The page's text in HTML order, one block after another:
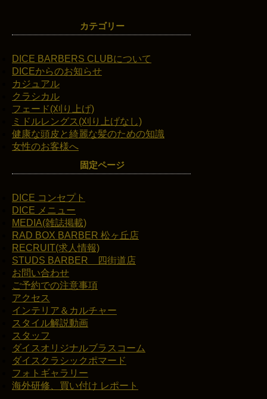
カテゴリー
DICE BARBERS CLUBについて
DICEからのお知らせ
カジュアル
クラシカル
フェード(刈り上げ)
ミドルレングス(刈り上げなし)
健康な頭皮と綺麗な髪のための知識
女性のお客様へ
固定ページ
DICE コンセプト
DICE メニュー
MEDIA(雑誌掲載)
RAD BOX BARBER 松ヶ丘店
RECRUIT(求人情報)
STUDS BARBER 四街道店
お問い合わせ
ご予約での注意事項
アクセス
インテリア＆カルチャー
スタイル解説動画
スタッフ
ダイスオリジナルブラスコーム
ダイスクラシックポマード
フォトギャラリー
海外研修、買い付け レポート